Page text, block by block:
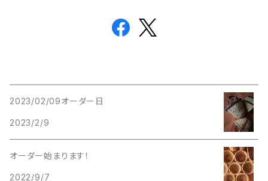
2023/02/09オーダー日
2023/2/9
オーダー始まります！
2022/9/7